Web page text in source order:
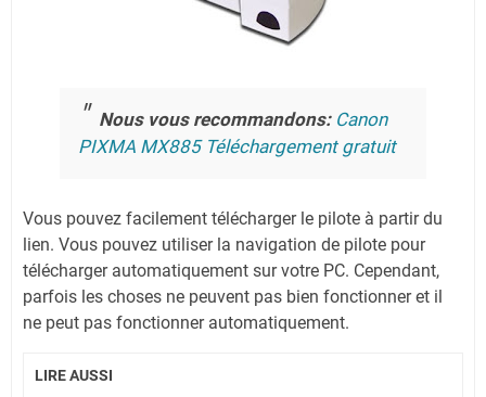
Nous vous recommandons: Canon
PIXMA MX885 Téléchargement gratuit
Vous pouvez facilement télécharger le pilote à partir du
lien. Vous pouvez utiliser la navigation de pilote pour
télécharger automatiquement sur votre PC. Cependant,
parfois les choses ne peuvent pas bien fonctionner et il
ne peut pas fonctionner automatiquement.
LIRE AUSSI